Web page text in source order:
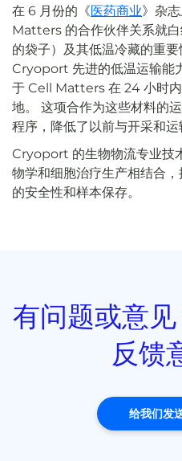
在 6 月份的《医药商业》杂
Matters 的合作伙伴关系就
的袋子）及其低温冷藏的重要
Cryoport 先进的低温运输能
于 Cell Matters 在 24 小时
地。 这项合作为这些材料的
程序，降低了以前与开采和运
Cryoport 的生物物流专业技
物学和细胞治疗生产相结合
的安全性和样本保存。
有问题或意
反馈
给我们发